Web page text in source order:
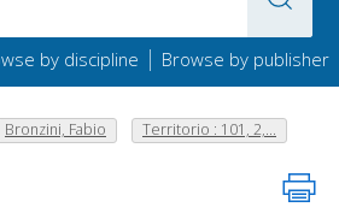
by discipline | Browse by publisher
Bronzini, Fabio Territorio : 101, 2,...